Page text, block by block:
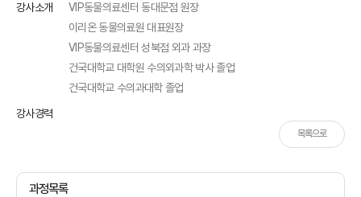
강사소개
VIP동물의료센터 동대문점 원장
이리온 동물의료원 대표원장
VIP동물의료센터 성북점 외과 과장
건국대학교 대학원 수의외과학 박사 졸업
건국대학교 수의과대학 졸업
강사경력
목록으로
과정목록